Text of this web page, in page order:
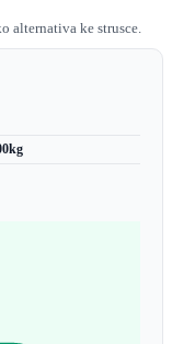
alternativa ke strusce.